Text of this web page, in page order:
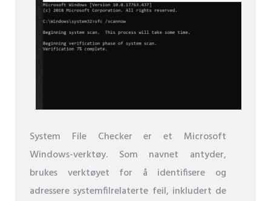
System File Checker er et Microsoft
Windows-verktøy. Som navnet antyder,
brukes verktøyet for å identifisere og
adressere systemfilrelaterte feil, inkludert de